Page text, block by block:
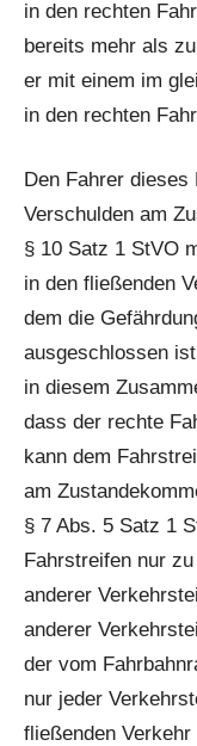
in den rechten
bereits mehr als
er mit einem im
in den rechten
Den Fahrer
Verschulden am
§ 10 Satz 1 StVO
in den fließenden
dem die
ausgeschlossen
in diesem
dass der rechte
kann dem
am
§ 7 Abs. 5 Satz 1
Fahrstreifen nur
anderer
anderer
der vom
nur jeder
fließenden